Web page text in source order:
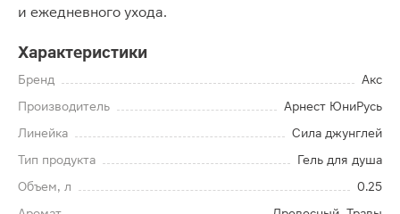
и ежедневного ухода.
Характеристики
Бренд
Акс
Производитель
Арнест ЮниРусь
Линейка
Сила джунглей
Тип продукта
Гель для душа
Объем, л
0.25